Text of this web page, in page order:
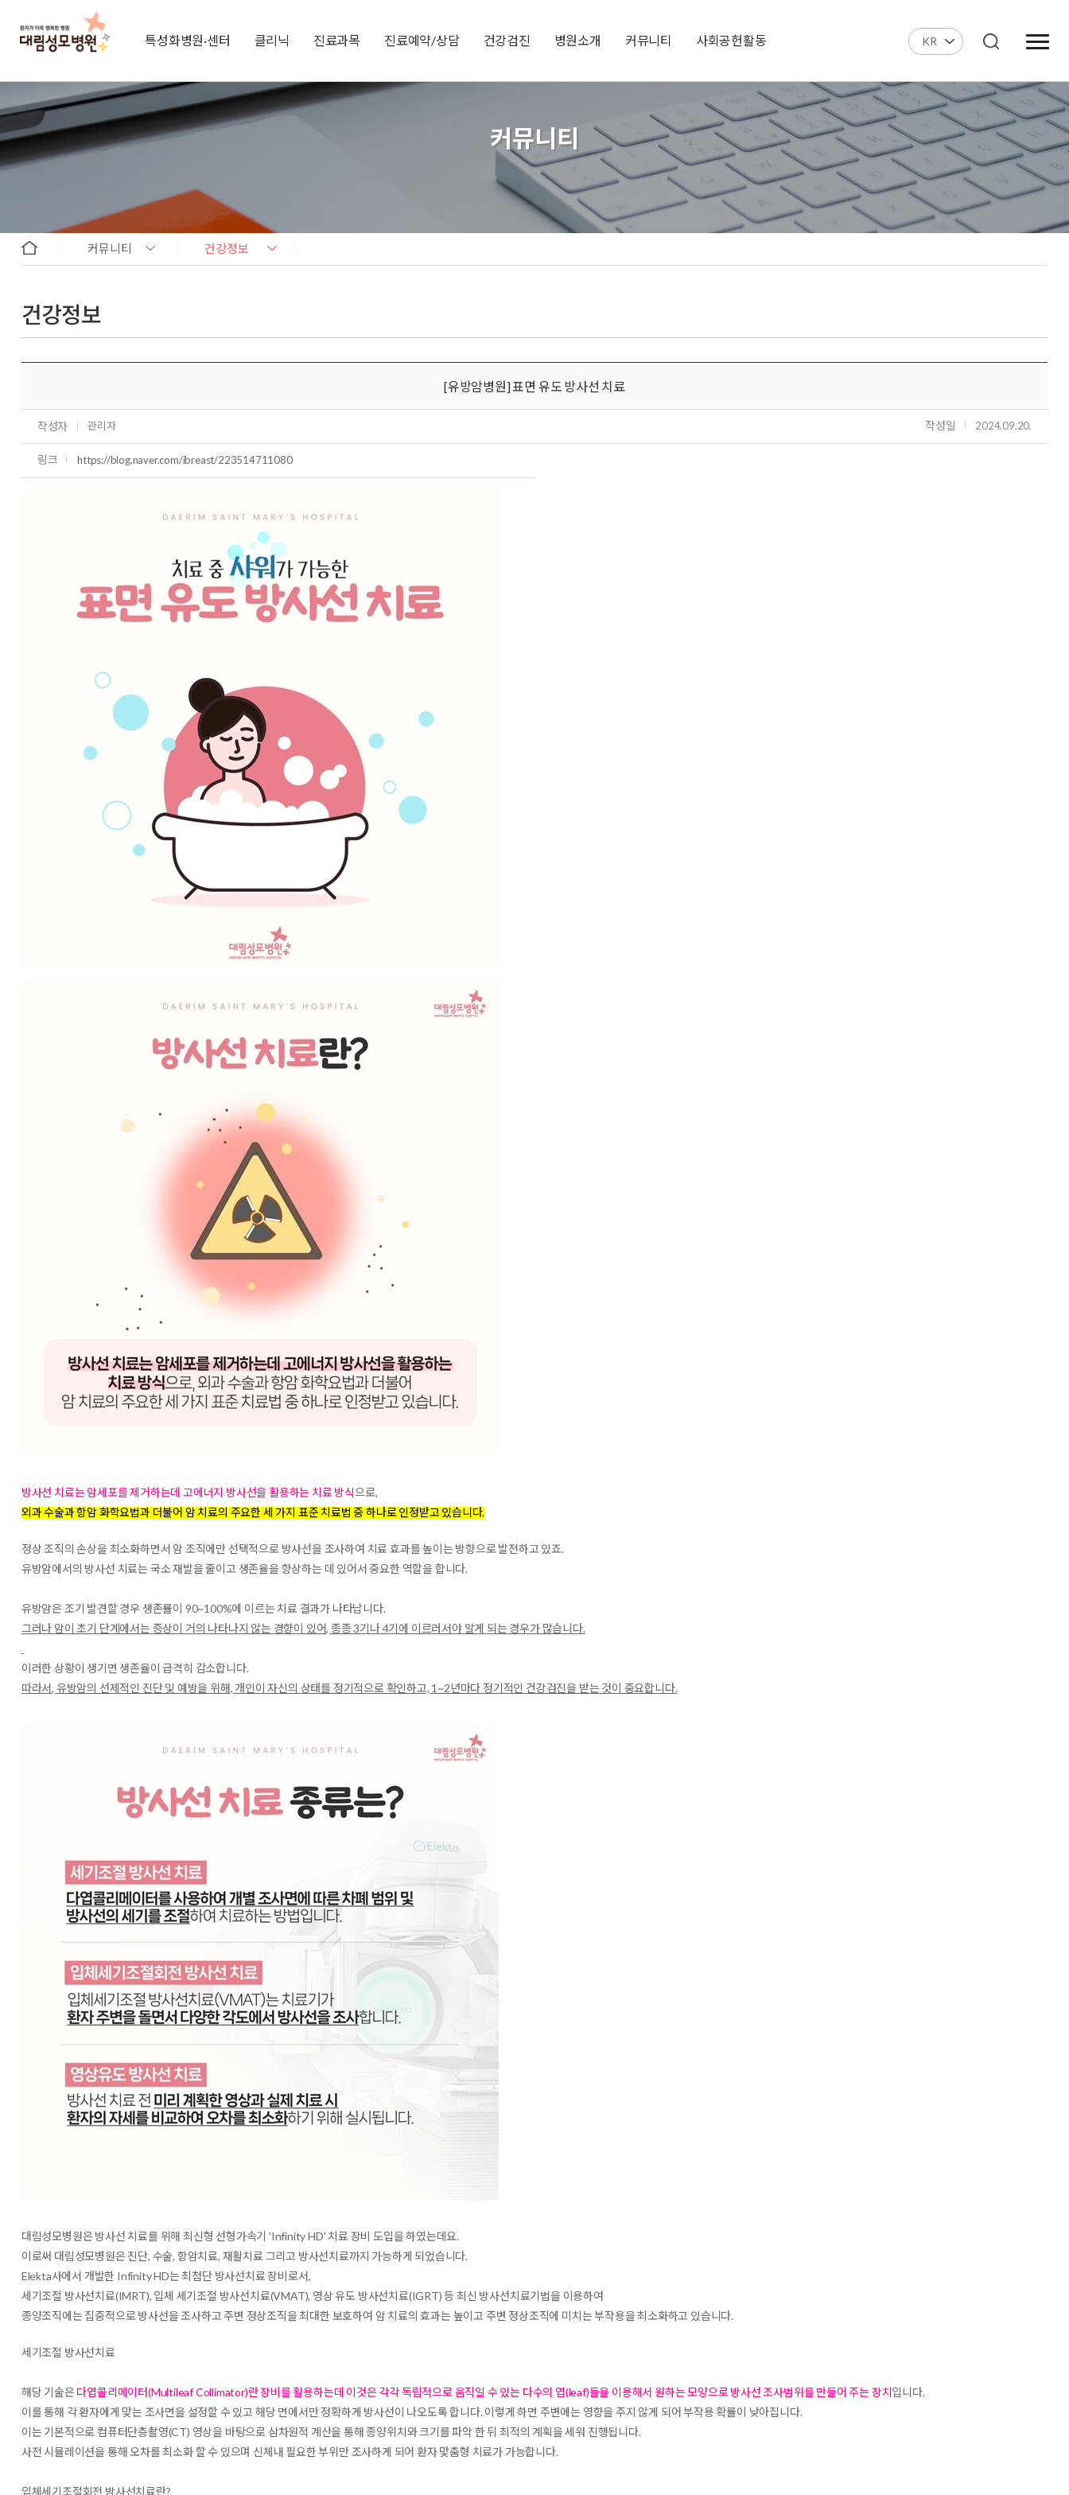
특성화병원·센터 클리닉 진료과목 진료예약/상담 건강검진 병원소개 커뮤니티 사회공헌활동 KR
커뮤니티
커뮤니티 건강정보
건강정보
[유방암병원] 표면 유도 방사선 치료
작성자 관리자 작성일 2024.09.20.
링크 https://blog.naver.com/ibreast/223514711080
방사선 치료는 암세포를 제거하는데 고에너지 방사선을 활용하는 치료 방식으로,
외과 수술과 항암 화학요법과 더불어 암 치료의 주요한 세 가지 표준 치료법 중 하나로 인정받고 있습니다.
정상 조직의 손상을 최소화하면서 암 조직에만 선택적으로 방사선을 조사하여 치료 효과를 높이는 방향으로 발전하고 있죠.
유방암에서의 방사선 치료는 국소 재발을 줄이고 생존율을 향상하는 데 있어서 중요한 역할을 합니다.
유방암은 조기 발견할 경우 생존률이 90~100%에 이르는 치료 결과가 나타납니다.
그러나 암이 초기 단계에서는 증상이 거의 나타나지 않는 경향이 있어, 종종 3기나 4기에 이르러서야 알게 되는 경우가 많습니다.
이러한 상황이 생기면 생존율이 급격히 감소합니다.
따라서, 유방암의 선제적인 진단 및 예방을 위해, 개인이 자신의 상태를 정기적으로 확인하고, 1~2년마다 정기적인 건강검진을 받는 것이 중요합니다.
대림성모병원은 방사선 치료를 위해 최신형 선형가속기 'Infinity HD' 치료 장비 도입을 하였는데요.
이로써 대림성모병원은 진단, 수술, 항암치료, 재활치료 그리고 방사선치료까지 가능하게 되었습니다.
Elekta사에서 개발한 Infinity HD는 최첨단 방사선치료 장비로서,
세기조절 방사선치료(IMRT), 입체 세기조절 방사선치료(VMAT), 영상 유도 방사선치료(IGRT)등 최신 방사선치료기법을 이용하여
종양조직에는 집중적으로 방사선을 조사하고 주변 정상조직을 최대한 보호하여 암 치료의 효과는 높이고 주변 정상조직에 미치는 부작용을 최소화하고 있습니다.
세기조절 방사선치료
해당 기술은 다엽콜리메이터(Multileaf Collimator)란 장비를 활용하는데 이것은 각각 독립적으로 움직일 수 있는 다수의 엽(leaf)들을 이용해서 원하는 모양으로 방사선 조사범위를 만들어 주는 장치입니다.
이를 통해 각 환자에게 맞는 조사면을 설정할 수 있고 해당 면에서만 정확하게 방사선이 나오도록 합니다. 이렇게 하면 주변에는 영향을 주지 않게 되어 부작용 확률이 낮아집니다.
이는 기본적으로 컴퓨터단층촬영(CT) 영상을 바탕으로 삼차원적 계산을 통해 종양위치와 크기를 파악 한 뒤 최적의 계획을 세워 진행됩니다.
사전 시뮬레이션을 통해 오차를 최소화 할 수 있으며 신체내 필요한 부위만 조사하게 되어 환자 맞춤형 치료가 가능합니다.
입체세기조절회전 방사선치료란?